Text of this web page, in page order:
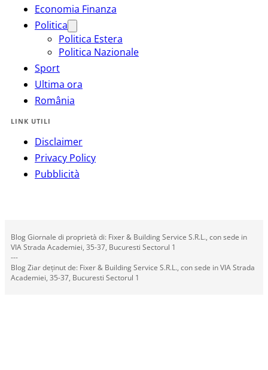
Economia Finanza
Politica
Politica Estera
Politica Nazionale
Sport
Ultima ora
România
LINK UTILI
Disclaimer
Privacy Policy
Pubblicità
Blog Giornale di proprietà di: Fixer & Building Service S.R.L., con sede in
VIA Strada Academiei, 35-37, Bucuresti Sectorul 1
---
Blog Ziar deținut de: Fixer & Building Service S.R.L., con sede in VIA Strada
Academiei, 35-37, Bucuresti Sectorul 1